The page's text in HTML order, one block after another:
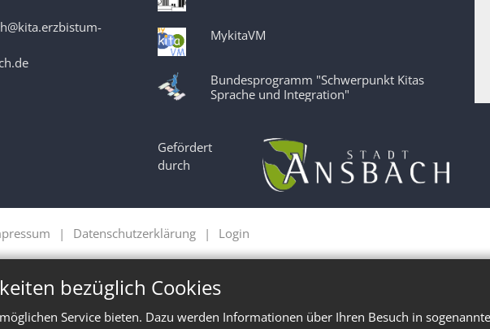
bezüglich Cookies
Service bieten. Dazu werden Informationen über Ihren Besuch in
MykitaVM
Bundesprogramm "Schwerpunkt Kitas
Sprache und Integration"
Gefördert
durch
Datenschutzerklärung Login